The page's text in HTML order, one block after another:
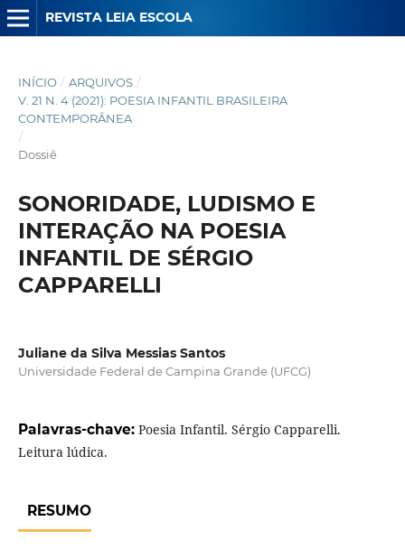
REVISTA LEIA ESCOLA
INÍCIO / ARQUIVOS /
V. 21 N. 4 (2021): POESIA INFANTIL BRASILEIRA
CONTEMPORÂNEA
/
Dossiê
SONORIDADE, LUDISMO E
INTERAÇÃO NA POESIA
INFANTIL DE SÉRGIO
CAPPARELLI
Juliane da Silva Messias Santos
Universidade Federal de Campina Grande (UFCG)
Palavras-chave: Poesia Infantil. Sérgio Capparelli.
Leitura lúdica.
RESUMO